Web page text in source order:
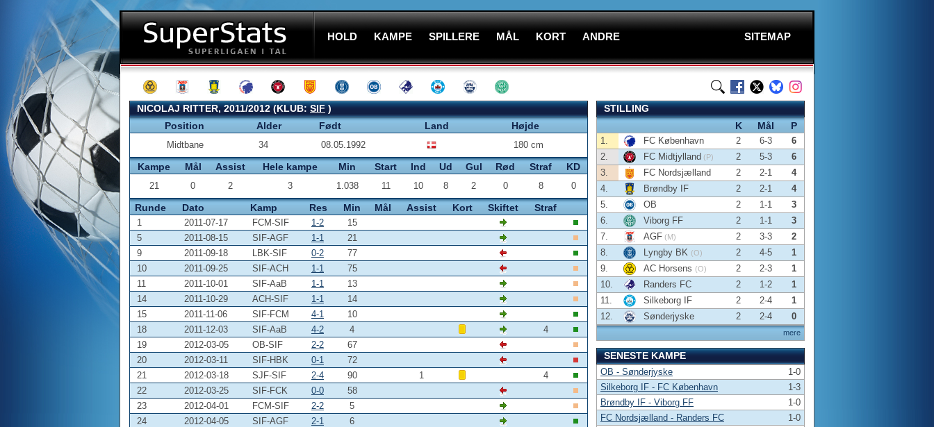
HOLD KAMPE SPILLERE MÅL KORT ANDRE SITEMAP
NICOLAJ RITTER, 2011/2012 (KLUB:SIF)
Position
Alder Født Land Højde
Midtbane 34 08.05.1992 180 cm
Kampe Mål Assist Hele kampe Min Start Ind Ud Gul Rød Straf KD
21 0 2 3 1.038 11 10 8 2 0 8 0
Runde Dato Kamp Res Min Mål Assist Kort Skiftet Straf
1 2011-07-17 FCM-SIF 1-2
15
5
2011-08-15 SIF-AGF 1-1
21
9
2011-09-18 LBK-SIF 0-2
77
10
2011-09-25 SIF-ACH 1-1
75
11
2011-10-01 SIF-AaB 1-1
13
14
2011-10-29 ACH-SIF 1-1
14
15
2011-11-06 SIF-FCM 4-1
10
18
2011-12-03 SIF-AaB 4-2 4
4
19
2012-03-05 OB-SIF 2-2
67
20
2012-03-11 SIF-HBK 0-1
72
21
2012-03-18 SJF-SIF 2-4 90 1
4
22
2012-03-25 SIF-FCK 0-0
58
23
2012-04-01 FCM-SIF 2-2
5
24
2012-04-05 SIF-AGF 2-1
6
STILLING
K
Mål P
mere
1. FC København 2 6-3
6
2.
FC Midtjylland (P) 2 5-3
6
3.
FC Nordsjælland 2 2-1
4
4.
Brøndby IF 2 2-1
4
5.
OB 2 1-1
3
6.
Viborg FF 2 1-1
3
7.
AGF (M) 2 3-3
2
8.
Lyngby BK (O) 2 4-5
1
9.
AC Horsens (O) 2 2-3
1
10.
Randers FC 2 1-2
1
11.
Silkeborg IF 2 2-4
1
12.
Sønderjyske 2 2-4 0
SENESTE KAMPE
OB - Sønderjyske
1-0
Silkeborg IF - FC København
1-3
Brøndby IF - Viborg FF
1-0
FC Nordsjælland - Randers FC
1-0